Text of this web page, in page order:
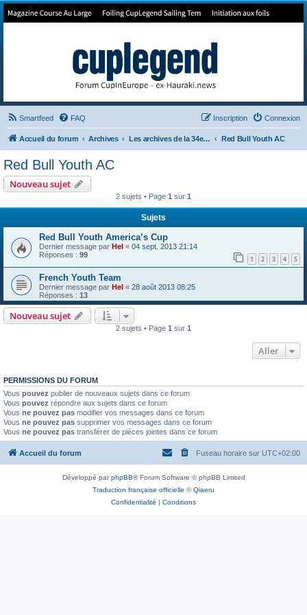
Forum de Cup In Europe
Smartfeed FAQ Connexion
Inscription
Accueil du forum Archives Les archives de la 34e America's Cup Red Bull Youth AC
Red Bull Youth AC
Nouveau sujet
2 sujets • Page 1 sur 1
Sujets
Red Bull Youth America’s Cup
Dernier message par Hel « 04 sept. 2013 21:14
Réponses : 99 1 2 3 4 5
French Youth Team
Dernier message par Hel « 28 août 2013 08:25
Réponses : 13
Nouveau sujet
2 sujets • Page 1 sur 1
Aller
PERMISSIONS DU FORUM
Vous pouvez publier de nouveaux sujets dans ce forum
Vous pouvez répondre aux sujets dans ce forum
Vous ne pouvez pas modifier vos messages dans ce forum
Vous ne pouvez pas supprimer vos messages dans ce forum
Vous ne pouvez pas transférer de pièces jointes dans ce forum
Accueil du forum Fuseau horaire sur UTC+02:00
Développé parphpBB® Forum Software © phpBB Limited
Traduction française officielle ©Qiaeru
Confidentialité | Conditions